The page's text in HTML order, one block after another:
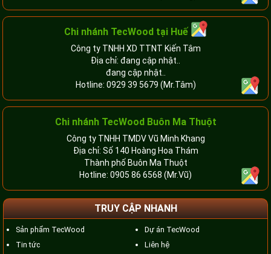
Chi nhánh TecWood tại Huế
Công ty TNHH XD TTNT Kiến Tâm
Địa chỉ: đang cập nhật..
đang cập nhật..
Hotline: 0929 39 5679 (Mr.Tâm)
Chi nhánh TecWood Buôn Ma Thuột
Công ty TNHH TMDV Vũ Minh Khang
Địa chỉ: Số 140 Hoàng Hoa Thám
Thành phố Buôn Ma Thuột
Hotline: 0905 86 6568 (Mr.Vũ)
TRUY CẬP NHANH
Sản phẩm TecWood
Tin tức
Dự án TecWood
Liên hệ